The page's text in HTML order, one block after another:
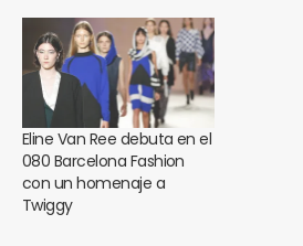
Eline Van Ree debuta en el
080 Barcelona Fashion
con un homenaje a
Twiggy